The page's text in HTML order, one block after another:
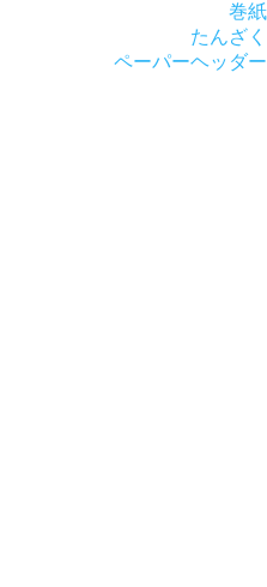
巻紙
たんざく
ペーパーヘッダー